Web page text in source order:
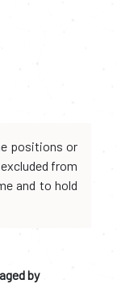
positions or
from
and to hold
by